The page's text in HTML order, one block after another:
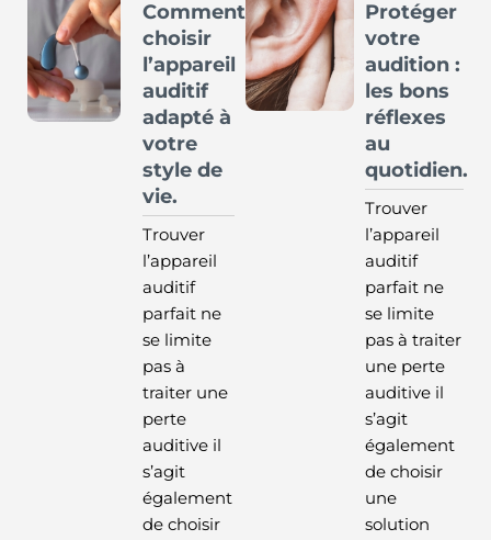
Comment
choisir
l’appareil
auditif
adapté à
votre
style de
vie.
Trouver
l’appareil
auditif
parfait ne
se limite
pas à
traiter une
perte
auditive il
s’agit
également
de choisir
Protéger
votre
audition :
les bons
réflexes
au
quotidien.
Trouver
l’appareil
auditif
parfait ne
se limite
pas à traiter
une perte
auditive il
s’agit
également
de choisir
une
solution